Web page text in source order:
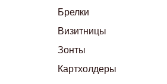
Брелки
Визитницы
Зонты
Картхолдеры